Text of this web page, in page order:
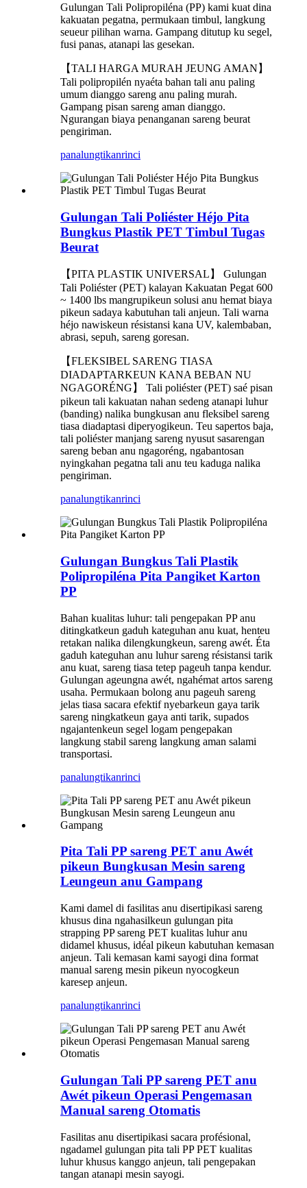
Gulungan Tali Polipropiléna (PP) kami kuat dina
kakuatan pegatna, permukaan timbul, langkung
seueur pilihan warna. Gampang ditutup ku segel,
fusi panas, atanapi las gesekan.
【TALI HARGA MURAH JEUNG AMAN】
Tali polipropilén nyaéta bahan tali anu paling
umum dianggo sareng anu paling murah.
Gampang pisan sareng aman dianggo.
Ngurangan biaya penanganan sareng beurat
pengiriman.
panalungtikanrinci
Gulungan Tali Poliéster Héjo Pita
Bungkus Plastik PET Timbul Tugas
Beurat
【PITA PLASTIK UNIVERSAL】 Gulungan
Tali Poliéster (PET) kalayan Kakuatan Pegat 600
~ 1400 lbs mangrupikeun solusi anu hemat biaya
pikeun sadaya kabutuhan tali anjeun. Tali warna
héjo nawiskeun résistansi kana UV, kalembaban,
abrasi, sepuh, sareng goresan.
【FLEKSIBEL SARENG TIASA
DIADAPTARKEUN KANA BEBAN NU
NGAGORÉNG】 Tali poliéster (PET) saé pisan
pikeun tali kakuatan nahan sedeng atanapi luhur
(banding) nalika bungkusan anu fleksibel sareng
tiasa diadaptasi diperyogikeun. Teu sapertos baja,
tali poliéster manjang sareng nyusut sasarengan
sareng beban anu ngagoréng, ngabantosan
nyingkahan pegatna tali anu teu kaduga nalika
pengiriman.
panalungtikanrinci
Gulungan Bungkus Tali Plastik
Polipropiléna Pita Pangiket Karton
PP
Bahan kualitas luhur: tali pengepakan PP anu
ditingkatkeun gaduh kateguhan anu kuat, henteu
retakan nalika dilengkungkeun, sareng awét. Éta
gaduh kateguhan anu luhur sareng résistansi tarik
anu kuat, sareng tiasa tetep pageuh tanpa kendur.
Gulungan ageungna awét, ngahémat artos sareng
usaha. Permukaan bolong anu pageuh sareng
jelas tiasa sacara efektif nyebarkeun gaya tarik
sareng ningkatkeun gaya anti tarik, supados
ngajantenkeun segel logam pengepakan
langkung stabil sareng langkung aman salami
transportasi.
panalungtikanrinci
Pita Tali PP sareng PET anu Awét
pikeun Bungkusan Mesin sareng
Leungeun anu Gampang
Kami damel di fasilitas anu disertipikasi sareng
khusus dina ngahasilkeun gulungan pita
strapping PP sareng PET kualitas luhur anu
didamel khusus, idéal pikeun kabutuhan kemasan
anjeun. Tali kemasan kami sayogi dina format
manual sareng mesin pikeun nyocogkeun
karesep anjeun.
panalungtikanrinci
Gulungan Tali PP sareng PET anu
Awét pikeun Operasi Pengemasan
Manual sareng Otomatis
Fasilitas anu disertipikasi sacara profésional,
ngadamel gulungan pita tali PP PET kualitas
luhur khusus kanggo anjeun, tali pengepakan
tangan atanapi mesin sayogi.